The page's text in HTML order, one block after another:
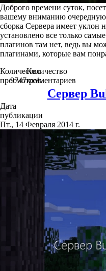
Доброго времени суток,
вашему вниманию очередную
сборка Сервера имеет уклон
установлено все только
плагинов там нет, ведь вы
плагинами, которые вам
Количество
просмотров
9747
Количество
комментариев
1
Сервер
Дата
публикации
Пт., 14 Февраля 2014 г.